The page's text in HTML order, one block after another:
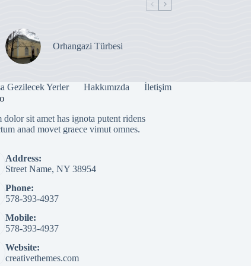
Orhangazi Türbesi
Gezilecek Yerler Hakkımızda İletişim
dolor sit amet has ignota putent ridens
anad movet graece vimut omnes.
Address:
Street Name, NY 38954
Phone:
578-393-4937
Mobile:
578-393-4937
Website:
creativethemes.com